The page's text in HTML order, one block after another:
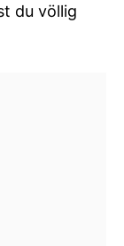
du völlig